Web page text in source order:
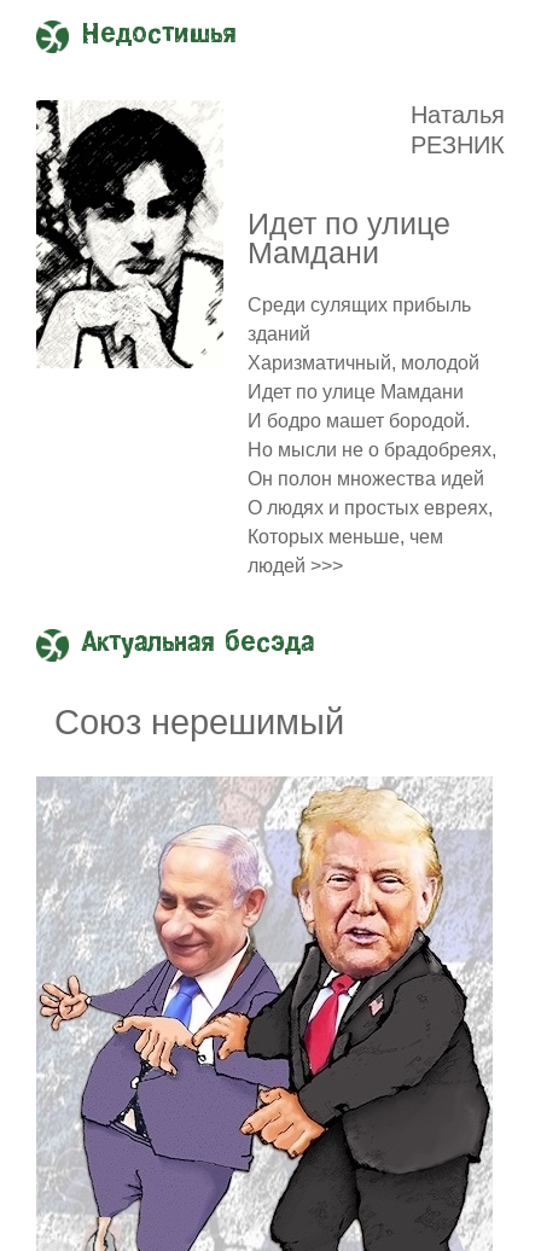
Недостишья
Наталья
РЕЗНИК
Идет по улице
Мамдани
Среди сулящих прибыль
зданий
Харизматичный, молодой
Идет по улице Мамдани
И бодро машет бородой.
Но мысли не о брадобреях,
Он полон множества идей
О людях и простых евреях,
Которых меньше, чем
людей >>>
Актуальная бесэда
Союз нерешимый